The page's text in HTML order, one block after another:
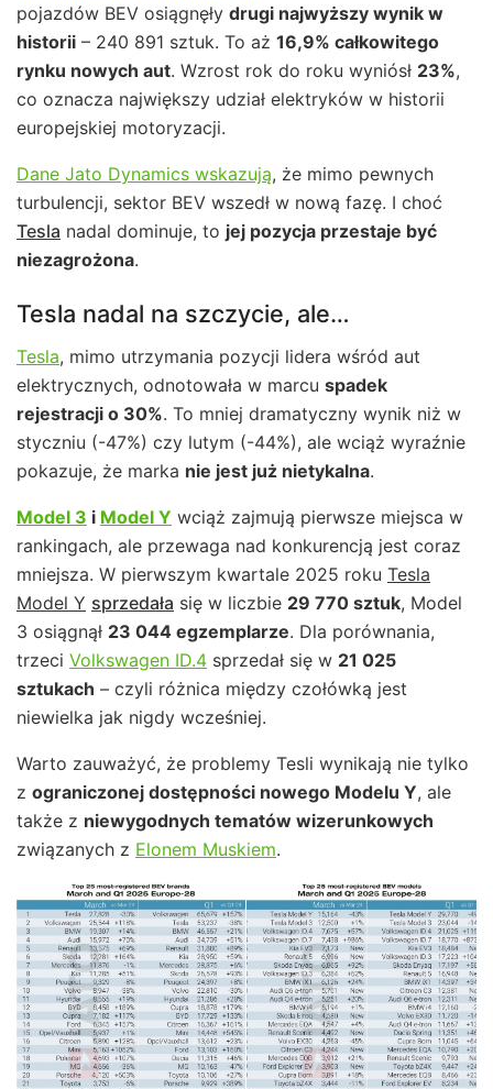
pojazdów BEV osiągnęły drugi najwyższy wynik w
historii – 240 891 sztuk. To aż 16,9% całkowitego
rynku nowych aut. Wzrost rok do roku wyniósł 23%,
co oznacza największy udział elektryków w historii
europejskiej motoryzacji.
Dane Jato Dynamics wskazują, że mimo pewnych
turbulencji, sektor BEV wszedł w nową fazę. I choć
Tesla nadal dominuje, to jej pozycja przestaje być
niezagrożona.
Tesla nadal na szczycie, ale…
Tesla, mimo utrzymania pozycji lidera wśród aut
elektrycznych, odnotowała w marcu spadek
rejestracji o 30%. To mniej dramatyczny wynik niż w
styczniu (-47%) czy lutym (-44%), ale wciąż wyraźnie
pokazuje, że marka nie jest już nietykalna.
Model 3 i Model Y wciąż zajmują pierwsze miejsca w
rankingach, ale przewaga nad konkurencją jest coraz
mniejsza. W pierwszym kwartale 2025 roku Tesla
Model Y sprzedała się w liczbie 29 770 sztuk, Model
3 osiągnął 23 044 egzemplarze. Dla porównania,
trzeci Volkswagen ID.4 sprzedał się w 21 025
sztukach – czyli różnica między czołówką jest
niewielka jak nigdy wcześniej.
Warto zauważyć, że problemy Tesli wynikają nie tylko
z ograniczonej dostępności nowego Modelu Y, ale
także z niewygodnych tematów wizerunkowych
związanych z Elonem Muskiem.